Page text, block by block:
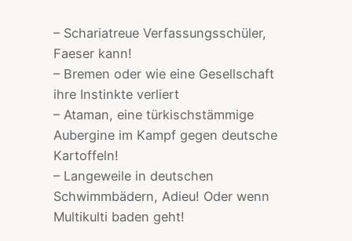
– Schariatreue Verfassungsschüler,
Faeser kann!
– Bremen oder wie eine Gesellschaft
ihre Instinkte verliert
– Ataman, eine türkischstämmige
Aubergine im Kampf gegen deutsche
Kartoffeln!
– Langeweile in deutschen
Schwimmbädern, Adieu! Oder wenn
Multikulti baden geht!